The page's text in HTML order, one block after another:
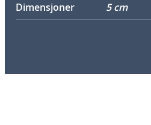
Dimensjoner 5 cm